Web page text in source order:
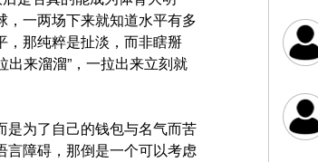
一两场下来就知道水平有多
，那纯粹是扯淡，而非瞎掰
出来溜溜”，一拉出来立刻就
是为了自己的钱包与名气而苦
言障碍，那倒是一个可以考虑